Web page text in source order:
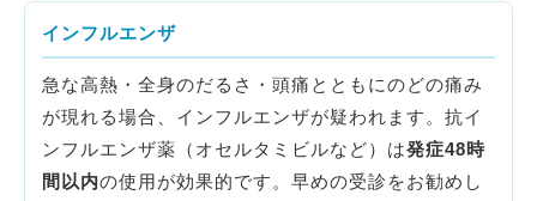
インフルエンザ
急な高熱・全身のだるさ・頭痛とともにのどの痛み
が現れる場合、インフルエンザが疑われます。抗イ
ンフルエンザ薬（オセルタミビルなど）は発症48時
間以内の使用が効果的です。早めの受診をお勧めし